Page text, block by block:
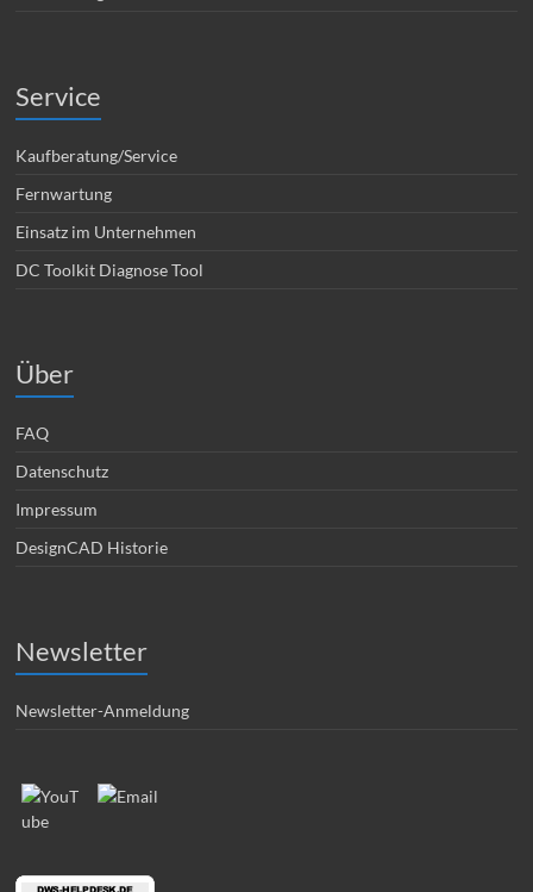
Service
Kaufberatung/Service
Fernwartung
Einsatz im Unternehmen
DC Toolkit Diagnose Tool
Über
FAQ
Datenschutz
Impressum
DesignCAD Historie
Newsletter
Newsletter-Anmeldung